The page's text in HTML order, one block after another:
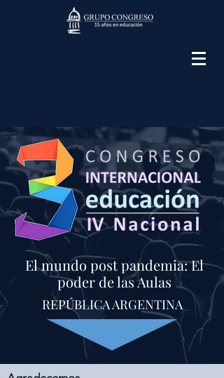
El mundo post pandemia: El
poder de las Aulas
REPÚBLICA ARGENTINA